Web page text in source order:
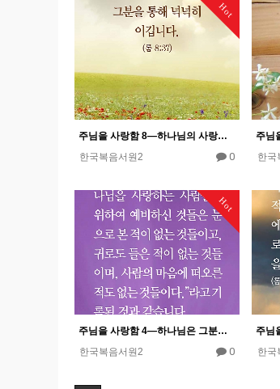
Hot
주님을 사랑함 8―하나님의 사랑은 우리가 곤경 중에 있을 때에도 넉넉히 이기게 하신다.
한국복음서원2
0
한국
Hot
주님을 사랑함 4―하나님은 그분을 사랑하는 사람을 위해 깊고 감추어진 일을 예비하셨다.
한국복음서원2
0
한국